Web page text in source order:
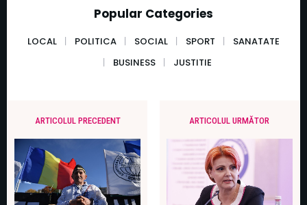
Popular Categories
LOCAL POLITICA SOCIAL SPORT
SANATATE
BUSINESS
JUSTITIE
ARTICOLUL PRECEDENT ARTICOLUL URMĂTOR